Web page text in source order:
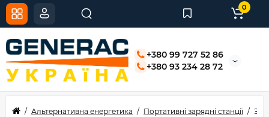
+380 99 727 52 86
+380 93 234 28 72
0
Альтернативна енергетика Портативні зарядні станції